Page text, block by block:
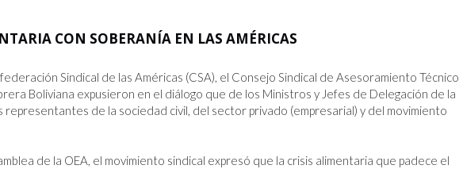
CON SOBERANÍA EN LAS AMÉRICAS
Sindical de las Américas (CSA), el Consejo Sindical de Asesoramiento Técnico
Boliviana expusieron en el diálogo que de los Ministros y Jefes de Delegación de la
representantes de la sociedad civil, del sector privado (empresarial) y del movimiento
de la OEA, el movimiento sindical expresó que la crisis alimentaria que padece el
EL DIRECTOR GENERAL DE LA
30.3.2026